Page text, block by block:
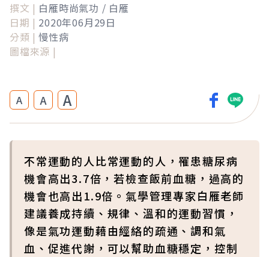
撰文 | 白雁時尚氣功 / 白雁
日期 | 2020年06月29日
分類 | 慢性病
圖檔來源 |
A A A
不常運動的人比常運動的人，罹患糖尿病
機會高出3.7倍，若檢查飯前血糖，過高的
機會也高出1.9倍。氣學管理專家白雁老師
建議養成持續、規律、溫和的運動習慣，
像是氣功運動藉由經絡的疏通、調和氣
血、促進代謝，可以幫助血糖穩定，控制